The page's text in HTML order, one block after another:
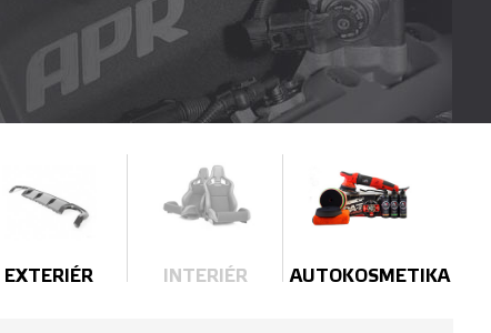
EXTERIÉR INTERIÉR AUTOKOSMETIKA